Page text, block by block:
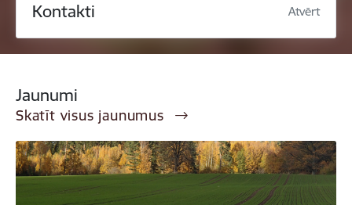
Kontakti Atvērt
Jaunumi
Skatīt visus jaunumus